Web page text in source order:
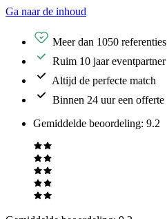
Ga naar de inhoud
Meer dan 1050 referenties
Ruim 10 jaar eventpartner
Altijd de perfecte match
Binnen 24 uur een offerte
Gemiddelde beoordeling: 9.2